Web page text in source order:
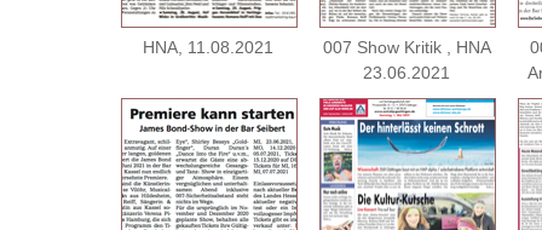
HNA, 11.08.2021
007 Show Kritik , HNA
23.06.2021